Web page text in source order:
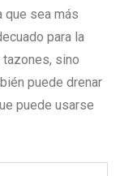
que sea más
para la
tazones, sino
puede drenar
puede usarse